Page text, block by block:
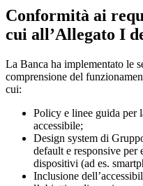
Conformità ai
cui all’Allegato I
La Banca ha implementato le
comprensione del
cui:
Policy e linee guida per
accessibile;
Design system di
default e responsive per
dispositivi (ad es.
Inclusione